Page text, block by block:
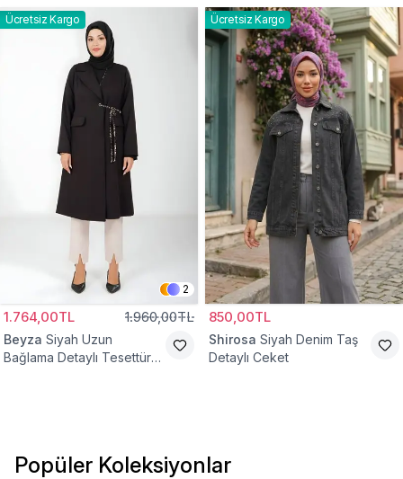
Ücretsiz Kargo
2
1.764,00TL 1.960,00TL
Beyza Siyah Uzun
Bağlama Detaylı Tesettür
Ücretsiz Kargo
850,00TL
Shirosa Siyah Denim Taş
Detaylı Ceket
Popüler Koleksiyonlar